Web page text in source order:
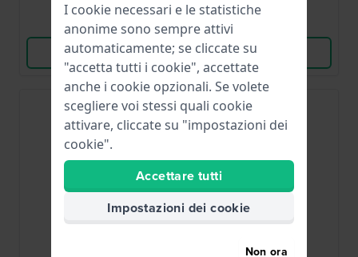
Confronta
Vedi i prodotti
Vedi i prodotti
Must have
Bulova
I cookie necessari e le statistiche
anonime sono sempre attivi
automaticamente; se cliccate su
"accetta tutti i cookie", accettate
anche i cookie opzionali. Se volete
scegliere voi stessi quali cookie
attivare, cliccate su "impostazioni dei
cookie".
Accettare tutti
Impostazioni dei cookie
Non ora